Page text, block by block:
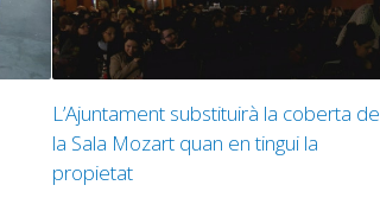
L’Ajuntament substituirà la coberta de
la Sala Mozart quan en tingui la
propietat